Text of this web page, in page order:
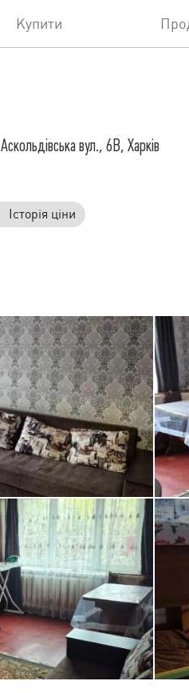
Купити
Аскольдівська вул., 6В, Харків
Історія ціни